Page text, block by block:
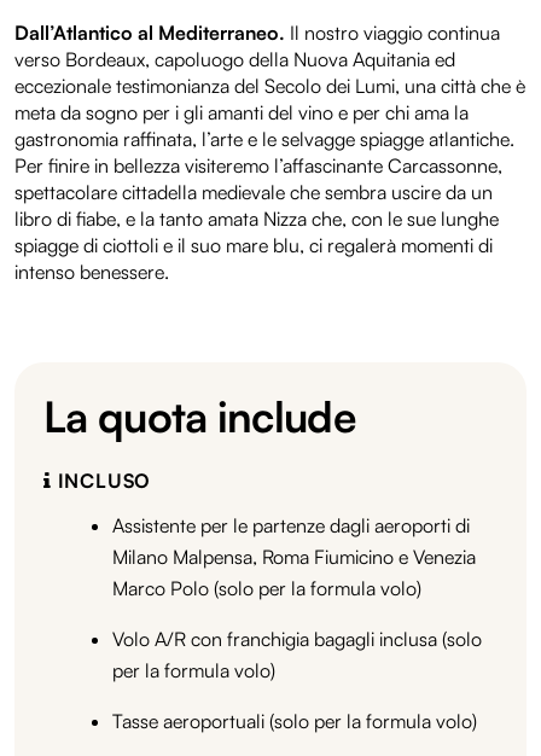
Dall’Atlantico al Mediterraneo. Il nostro viaggio continua
verso Bordeaux, capoluogo della Nuova Aquitania ed
eccezionale testimonianza del Secolo dei Lumi, una città che è
meta da sogno per i gli amanti del vino e per chi ama la
gastronomia raffinata, l’arte e le selvagge spiagge atlantiche.
Per finire in bellezza visiteremo l’affascinante Carcassonne,
spettacolare cittadella medievale che sembra uscire da un
libro di fiabe, e la tanto amata Nizza che, con le sue lunghe
spiagge di ciottoli e il suo mare blu, ci regalerà momenti di
intenso benessere.
La quota include
INCLUSO
Assistente per le partenze dagli aeroporti di
Milano Malpensa, Roma Fiumicino e Venezia
Marco Polo (solo per la formula volo)
Volo A/R con franchigia bagagli inclusa (solo
per la formula volo)
Tasse aeroportuali (solo per la formula volo)